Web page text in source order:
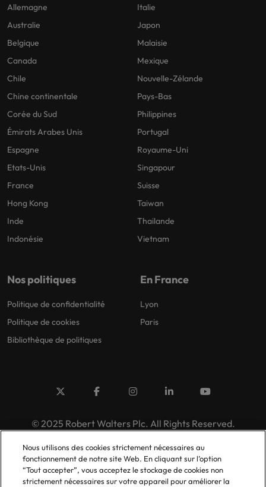
Allemagne
Australie
Belgique
Canada
Chile
Chine continentale
Corée du Sud
Émirats Arabes Unis
Espagne
Etats-Unis
France
Hong Kong
Inde
Indonésie
Italie
Japon
Malaisie
Mexique
Nouvelle-Zélande
Pays-Bas
Philippines
Portugal
Royaume-Uni
Singapour
Suisse
Taiwan
Thailande
Vietnam
Nos politiques
Politique de confidentialité
Politique de cookies
Bibliothèque de politiques
En France
Lyon
Paris
© 2025 Robert Walters Plc. All Rights Reserved.
Nous utilisons des cookies strictement nécessaires au
fonctionnement de notre site Web. En cliquant sur l’option
“Tout accepter”, vous acceptez le stockage de cookies non
strictement nécessaires sur votre appareil pour améliorer la